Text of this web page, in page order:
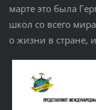
марте это была
школ со всего
о жизни в стране,